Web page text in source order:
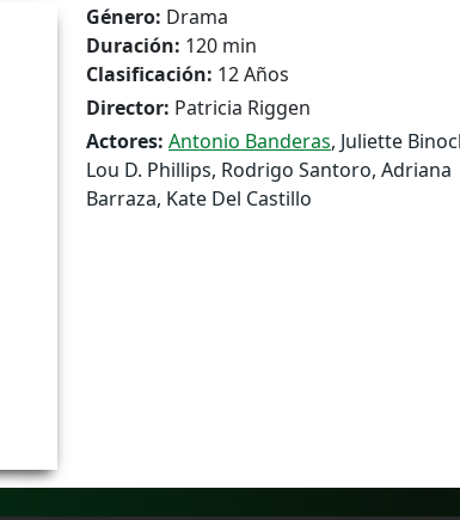
Género: Drama
Duración: 120 min
Clasificación: 12 Años
Director: Patricia Riggen
Actores: Antonio Banderas, Juliette
Lou D. Phillips, Rodrigo Santoro, Adriana
Barraza, Kate Del Castillo